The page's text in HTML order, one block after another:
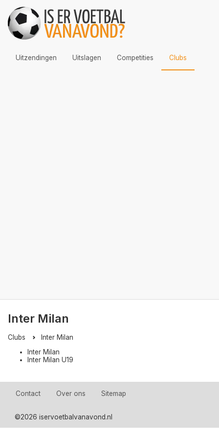
Uitzendingen Uitslagen Competities Clubs
Inter Milan
Clubs
Inter Milan
Inter Milan
Inter Milan U19
Contact Over ons Sitemap
©2026 iservoetbalvanavond.nl